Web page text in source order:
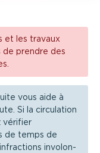
et les travaux
prendre des
vous aide à
Si la circulation
vérifier
de temps de
involon­